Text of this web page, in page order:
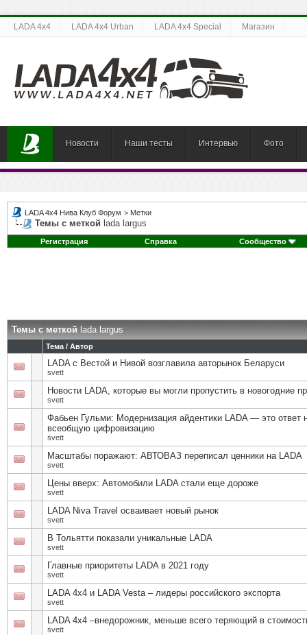
LADA 4x4 LADA 4x4 Urban LADA 4x4 Special Магазин
Новости Наши тесты Интервью Фото
LADA 4x4 Нива Клуб Форум > Метки
Темы с меткой lada largus
Регистрация Справка Сообщество
Темы с меткой lada largus
Тема / Автор
LADA с Вестой и Нивой возглавила авторынок Беларуси
svett
Новости LADA, которые вы могли пропустить в новогодние
svett
Фабьен Гульми: Модернизация айдентики LADA — это ответ
всеобщую цифровизацию
svett
Масштабы поражают: АВТОВАЗ переписал ценники на LADA
svett
Цены вверх: Автомобили LADA стали еще дороже
svett
LADA Niva Travel осваивает новый рынок
svett
В Тольятти показали уникальные LADA
svett
Главные приоритеты LADA в 2021 году
svett
LADA 4x4 и LADA Vesta – лидеры российского экспорта
svett
LADA 4x4 –внедорожник, меньше всего теряющий в
svett